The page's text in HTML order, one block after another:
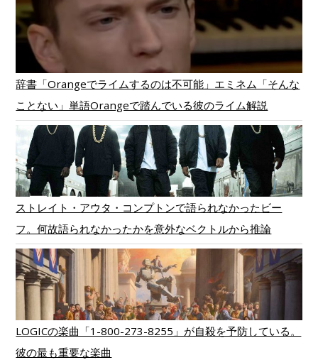
辞書「Orangeでライムするのは不可能」エミネム「そんな
ことない」単語Orangeで踏んでいる彼のライム解説
ストレイト・アウタ・コンプトンで語られなかったビー
フ。何故語られなかったかを意外なベクトルから推論
LOGICの楽曲「1-800-273-8255」が自殺を予防している。
彼の最も重要な楽曲